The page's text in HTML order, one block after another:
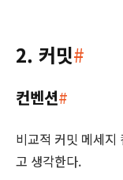
2. 커밋#
컨벤션#
비교적 커밋 메세지
고 생각한다.